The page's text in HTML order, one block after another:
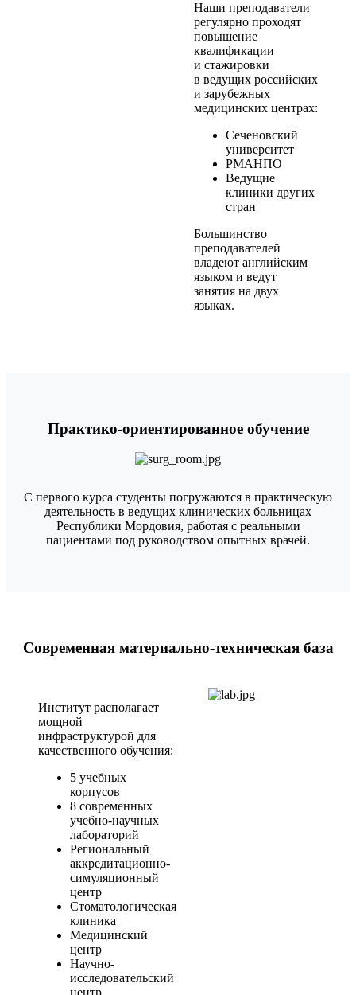
Наши преподаватели
регулярно проходят
повышение
квалификации
и стажировки
в ведущих российских
и зарубежных
медицинских центрах:
Сеченовский
университет
РМАНПО
Ведущие
клиники других
стран
Большинство
преподавателей
владеют английским
языком и ведут
занятия на двух
языках.
Практико-ориентированное обучение
С первого курса студенты погружаются в практическую
деятельность в ведущих клинических больницах
Республики Мордовия, работая с реальными
пациентами под руководством опытных врачей.
Современная материально-техническая база
Институт располагает
мощной
инфраструктурой для
качественного обучения:
5 учебных
корпусов
8 современных
учебно-научных
лабораторий
Региональный
аккредитационно-
симуляционный
центр
Стоматологическая
клиника
Медицинский
центр
Научно-
исследовательский
центр